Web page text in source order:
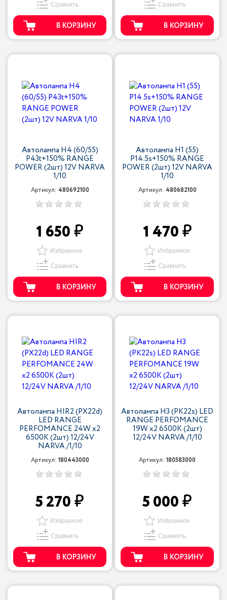
Сравнить
В КОРЗИНУ
Сравнить
В КОРЗИНУ
Автолампа H4 (60/55)
P43t+150% RANGE
POWER (2шт) 12V NARVA
1/10
Артикул: 480692100
1 650
Избранное
Сравнить
В КОРЗИНУ
Автолампа H1 (55)
P14.5s+150% RANGE
POWER (2шт) 12V NARVA
1/10
Артикул: 480682100
1 470
Избранное
Сравнить
В КОРЗИНУ
Автолампа HIR2 (PX22d)
LED RANGE
PERFOMANCE 24W х2
6500K (2шт) 12/24V
NARVA /1/10
Артикул: 180443000
5 270
Избранное
Сравнить
В КОРЗИНУ
Автолампа H3 (PK22s) LED
RANGE PERFOMANCE
19W х2 6500K (2шт)
12/24V NARVA /1/10
Артикул: 180583000
5 000
Избранное
Сравнить
В КОРЗИНУ